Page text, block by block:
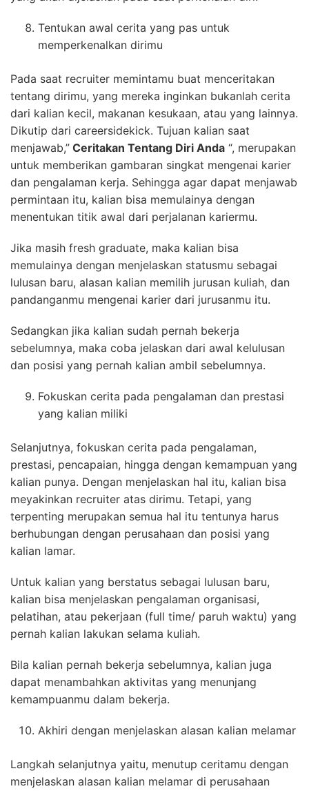
Tentukan awal cerita yang pas untuk
memperkenalkan dirimu
Pada saat recruiter memintamu buat menceritakan
tentang dirimu, yang mereka inginkan bukanlah cerita
dari kalian kecil, makanan kesukaan, atau yang lainnya.
Dikutip dari careersidekick. Tujuan kalian saat
menjawab,” Ceritakan Tentang Diri Anda “, merupakan
untuk memberikan gambaran singkat mengenai karier
dan pengalaman kerja. Sehingga agar dapat menjawab
permintaan itu, kalian bisa memulainya dengan
menentukan titik awal dari perjalanan kariermu.
Jika masih fresh graduate, maka kalian bisa
memulainya dengan menjelaskan statusmu sebagai
lulusan baru, alasan kalian memilih jurusan kuliah, dan
pandanganmu mengenai karier dari jurusanmu itu.
Sedangkan jika kalian sudah pernah bekerja
sebelumnya, maka coba jelaskan dari awal kelulusan
dan posisi yang pernah kalian ambil sebelumnya.
Fokuskan cerita pada pengalaman dan prestasi
yang kalian miliki
Selanjutnya, fokuskan cerita pada pengalaman,
prestasi, pencapaian, hingga dengan kemampuan yang
kalian punya. Dengan menjelaskan hal itu, kalian bisa
meyakinkan recruiter atas dirimu. Tetapi, yang
terpenting merupakan semua hal itu tentunya harus
berhubungan dengan perusahaan dan posisi yang
kalian lamar.
Untuk kalian yang berstatus sebagai lulusan baru,
kalian bisa menjelaskan pengalaman organisasi,
pelatihan, atau pekerjaan (full time/ paruh waktu) yang
pernah kalian lakukan selama kuliah.
Bila kalian pernah bekerja sebelumnya, kalian juga
dapat menambahkan aktivitas yang menunjang
kemampuanmu dalam bekerja.
Akhiri dengan menjelaskan alasan kalian melamar
Langkah selanjutnya yaitu, menutup ceritamu dengan
menjelaskan alasan kalian melamar di perusahaan